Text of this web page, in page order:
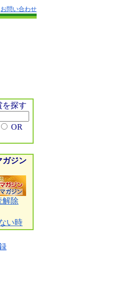
お問い合わせ
を探す
OR
ガジン
解除
い時